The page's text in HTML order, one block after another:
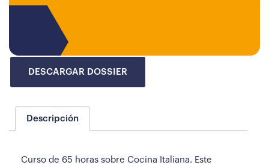
DESCARGAR DOSSIER
Descripción
Curso de 65 horas sobre Cocina Italiana. Este